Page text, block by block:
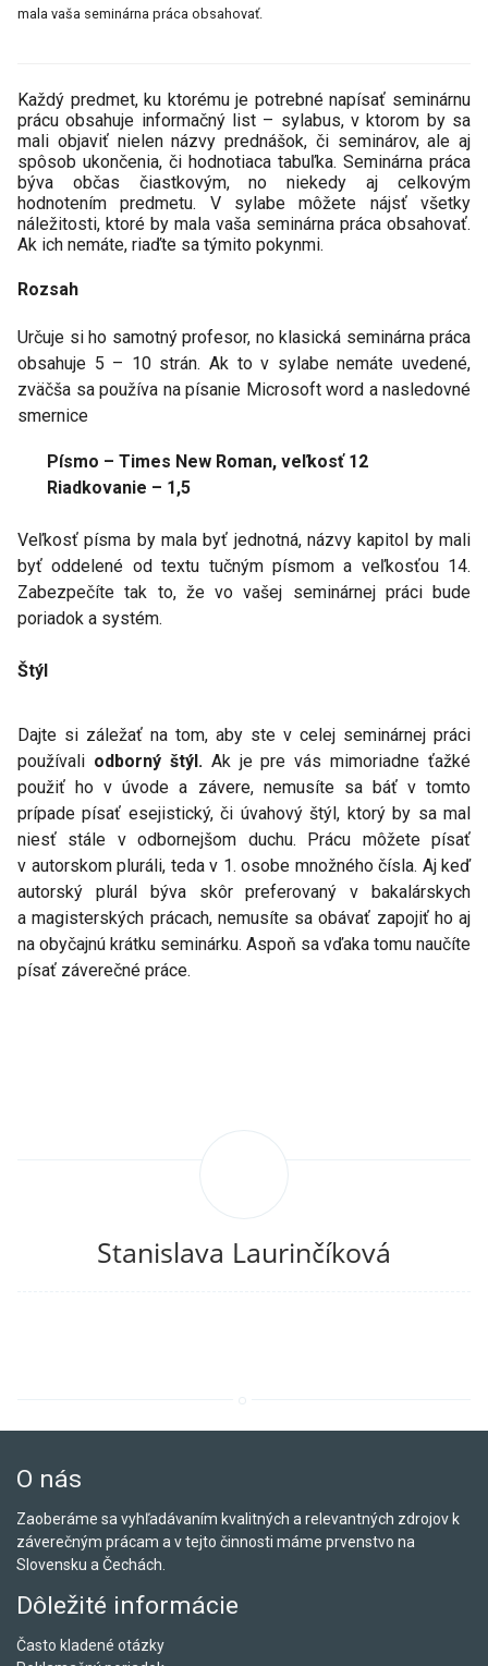
mala vaša seminárna práca obsahovať.
Každý predmet, ku ktorému je potrebné napísať seminárnu
prácu obsahuje informačný list – sylabus, v ktorom by sa
mali objaviť nielen názvy prednášok, či seminárov, ale aj
spôsob ukončenia, či hodnotiaca tabuľka. Seminárna práca
býva občas čiastkovým, no niekedy aj celkovým
hodnotením predmetu. V sylabe môžete nájsť všetky
náležitosti, ktoré by mala vaša seminárna práca obsahovať.
Ak ich nemáte, riaďte sa týmito pokynmi.
Rozsah
Určuje si ho samotný profesor, no klasická seminárna práca
obsahuje 5 – 10 strán. Ak to v sylabe nemáte uvedené,
zväčša sa používa na písanie Microsoft word a nasledovné
smernice
Písmo – Times New Roman, veľkosť 12
Riadkovanie – 1,5
Veľkosť písma by mala byť jednotná, názvy kapitol by mali
byť oddelené od textu tučným písmom a veľkosťou 14.
Zabezpečíte tak to, že vo vašej seminárnej práci bude
poriadok a systém.
Štýl
Dajte si záležať na tom, aby ste v celej seminárnej práci
používali odborný štýl.Ak je pre vás mimoriadne ťažké
použiť ho v úvode a závere, nemusíte sa báť v tomto
prípade písať esejistický, či úvahový štýl, ktorý by sa mal
niesť stále v odbornejšom duchu. Prácu môžete písať
v autorskom pluráli, teda v 1. osobe množného čísla. Aj keď
autorský plurál býva skôr preferovaný v bakalárskych
a magisterských prácach, nemusíte sa obávať zapojiť ho aj
na obyčajnú krátku seminárku. Aspoň sa vďaka tomu naučíte
písať záverečné práce.
Stanislava Laurinčíková
O nás
Zaoberáme sa vyhľadávaním kvalitných a relevantných zdrojov k
záverečným prácam a v tejto činnosti máme prvenstvo na
Slovensku a Čechách.
Dôležité informácie
Často kladené otázky